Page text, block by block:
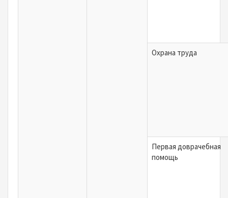
Охрана труда
Первая доврачебная
помощь